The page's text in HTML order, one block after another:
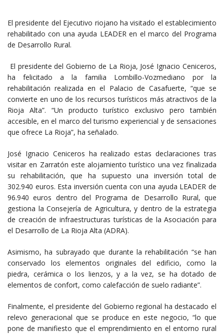
El presidente del Ejecutivo riojano ha visitado el establecimiento
rehabilitado con una ayuda LEADER en el marco del Programa
de Desarrollo Rural.
El presidente del Gobierno de La Rioja, José Ignacio Ceniceros,
ha felicitado a la familia Lombillo-Vozmediano por la
rehabilitación realizada en el Palacio de Casafuerte, “que se
convierte en uno de los recursos turísticos más atractivos de la
Rioja Alta”. “Un producto turístico exclusivo pero también
accesible, en el marco del turismo experiencial y de sensaciones
que ofrece La Rioja”, ha señalado.
José Ignacio Ceniceros ha realizado estas declaraciones tras
visitar en Zarratón este alojamiento turístico una vez finalizada
su rehabilitación, que ha supuesto una inversión total de
302.940 euros. Esta inversión cuenta con una ayuda LEADER de
96.940 euros dentro del Programa de Desarrollo Rural, que
gestiona la Consejería de Agricultura, y dentro de la estrategia
de creación de infraestructuras turísticas de la Asociación para
el Desarrollo de La Rioja Alta (ADRA).
Asimismo, ha subrayado que durante la rehabilitación “se han
conservado los elementos originales del edificio, como la
piedra, cerámica o los lienzos, y a la vez, se ha dotado de
elementos de confort, como calefacción de suelo radiante”.
Finalmente, el presidente del Gobierno regional ha destacado el
relevo generacional que se produce en este negocio, “lo que
pone de manifiesto que el emprendimiento en el entorno rural